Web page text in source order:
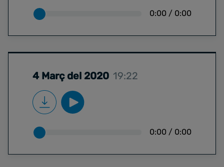
0:00 / 0:00
4 Març del 2020 19:22
0:00 / 0:00